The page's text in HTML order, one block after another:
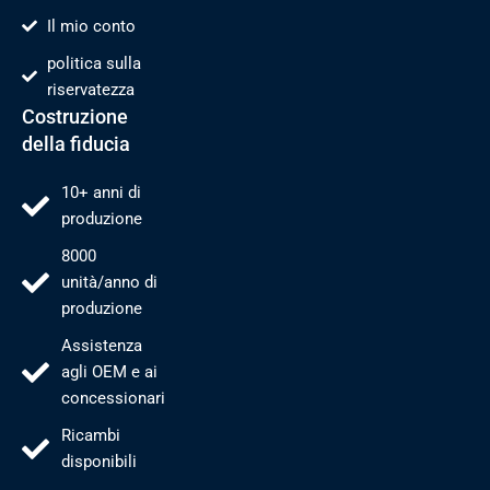
Il mio conto
politica sulla
riservatezza
Costruzione
della fiducia
10+ anni di
produzione
8000
unità/anno di
produzione
Assistenza
agli OEM e ai
concessionari
Ricambi
disponibili